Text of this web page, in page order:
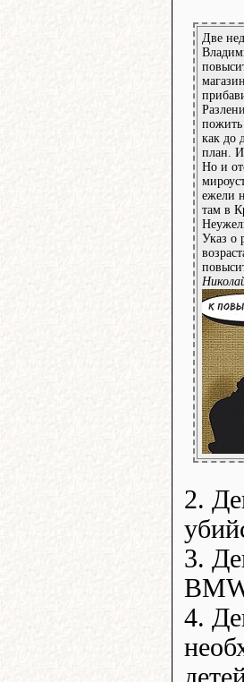
Две
пожить
как до
план.
Но и
ежели
там в
Указ о
2.
3.
4.